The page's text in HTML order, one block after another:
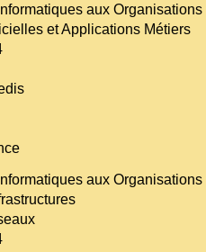
aux
et Applications Métiers
aux